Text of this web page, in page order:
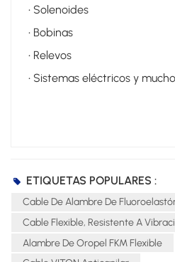
• Solenoides
• Bobinas
• Relevos
• Sistemas eléctricos y
ETIQUETAS POPULARES :
Cable De Alambre De
Cable Flexible, Resistente A
Alambre De Oropel FKM Flexible